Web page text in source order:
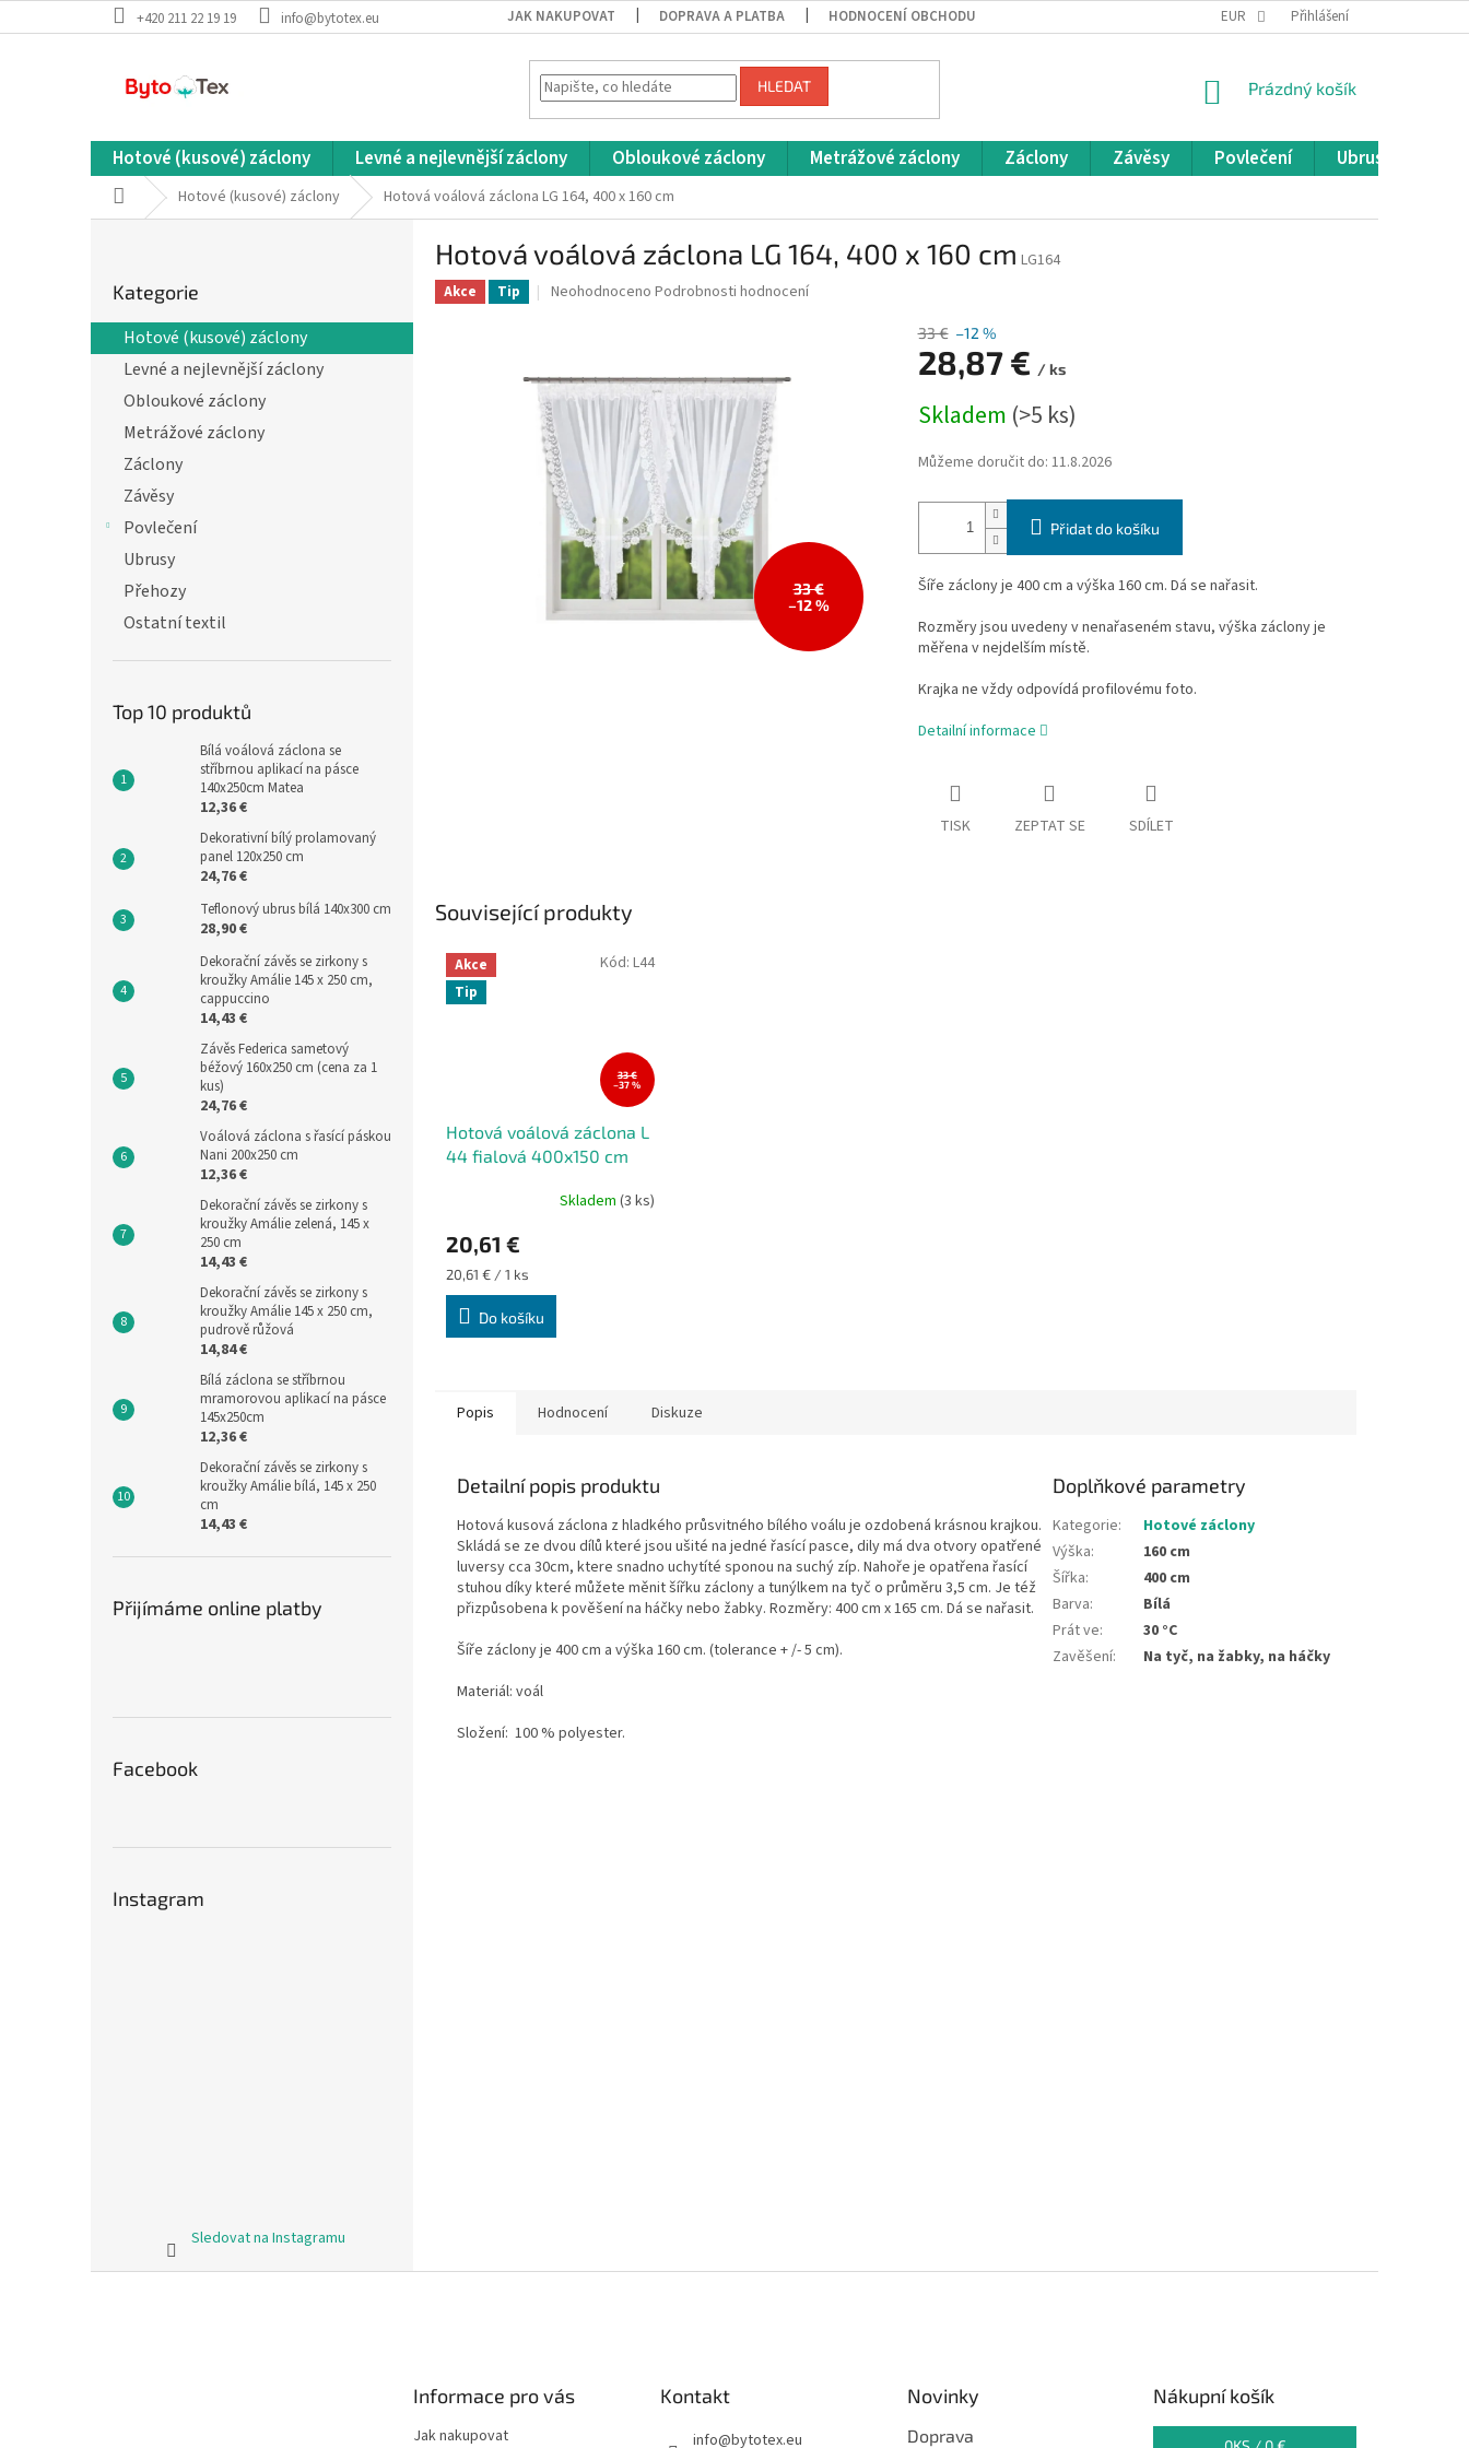
na
+420 211 22 19 19 info@bytotex.eu JAK NAKUPOVAT DOPRAVA A PLATBA HODNOCENÍ OBCHODU OBCHODNÍ PODMÍNKY
EUR Přihlášení
HLEDAT
NÁKUPNÍ
Prázdný košík
Hotové (kusové) záclony Levné a nejlevnější záclony Obloukové záclony Metrážové záclony Záclony Závěsy Povlečení Ubrusy
Domů Hotové (kusové) záclony Hotová voálová záclona LG 164, 400 x 160 cm
r
a
kategorie
Kategorie
Hotové (kusové) záclony
Levné a nejlevnější záclony
Obloukové záclony
Metrážové záclony
Záclony
Závěsy
Povlečení
Ubrusy
Přehozy
Ostatní textil
Top 10 produktů
Bílá voálová záclona se
stříbrnou aplikací na pásce
140x250cm Matea
12,36 €
Dekorativní bílý prolamovaný
panel 120x250 cm
24,76 €
Teflonový ubrus bílá 140x300 cm
28,90 €
Dekorační závěs se zirkony s
kroužky Amálie 145 x 250 cm,
cappuccino
14,43 €
Závěs Federica sametový
béžový 160x250 cm (cena za 1
kus)
24,76 €
Voálová záclona s řasící páskou
Nani 200x250 cm
12,36 €
Dekorační závěs se zirkony s
kroužky Amálie zelená, 145 x
250 cm
14,43 €
Dekorační závěs se zirkony s
kroužky Amálie 145 x 250 cm,
pudrově růžová
14,84 €
Bílá záclona se stříbrnou
mramorovou aplikací na pásce
145x250cm
12,36 €
Dekorační závěs se zirkony s
kroužky Amálie bílá, 145 x 250
cm
14,43 €
Přijímáme online platby
Facebook
Instagram
Sledovat na Instagramu
Hotová voálová záclona LG 164, 400 x 160 cm LG164
Akce Tip
Průměrné
0,0
z
5
hvězdiček.
Neohodnoceno Podrobnosti hodnocení
33 €
–12 %
33 € –12 %
28,87 € / ks
cena:
Skladem (>5 ks)
Můžeme doručit do: 11.8.2026
Přidat do košíku
Šíře záclony je 400 cm a výška 160 cm. Dá se nařasit.
Rozměry jsou uvedeny v nenařaseném stavu, výška záclony je
měřena v nejdelším místě.
Krajka ne vždy odpovídá profilovému foto.
Detailní informace
TISK ZEPTAT SE SDÍLET
Související produkty
Akce
Tip
33 €
–37 %
Hotová voálová záclona L
44 fialová 400x150 cm
Skladem (3 ks)
20,61 €
Měrná
cena:
20,61 € / 1 ks
Do košíku
Kód: L44
Popis Hodnocení Diskuze
Detailní popis produktu
Hotová kusová záclona z hladkého průsvitného bílého voálu je ozdobená krásnou krajkou.
Skládá se ze dvou dílů které jsou ušité na jedné řasící pasce, dily má dva otvory opatřené
luversy cca 30cm, ktere snadno uchytíté sponou na suchý zíp. Nahoře je opatřena řasící
stuhou díky které můžete měnit šířku záclony a tunýlkem na tyč o průměru 3,5 cm. Je též
přizpůsobena k pověšení na háčky nebo žabky. Rozměry: 400 cm x 165 cm. Dá se nařasit.
Šíře záclony je 400 cm a výška 160 cm. (tolerance + /- 5 cm).
Materiál: voál
Složení: 100 % polyester.
Doplňkové parametry
Kategorie:
Hotové záclony
Výška:
160 cm
Šířka:
400 cm
Barva:
Bílá
Prát ve:
30 °C
Zavěšení: Na tyč, na žabky, na háčky
Informace pro vás
Jak nakupovat
Kontakt
info@bytotex.eu
Novinky
Doprava
Nákupní košík